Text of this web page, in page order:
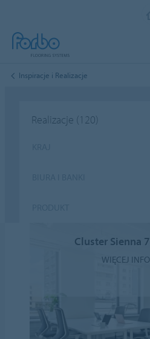
Inspiracje i Realizacje
Realizacje (120)
Cluster Sienna
WIĘCEJ